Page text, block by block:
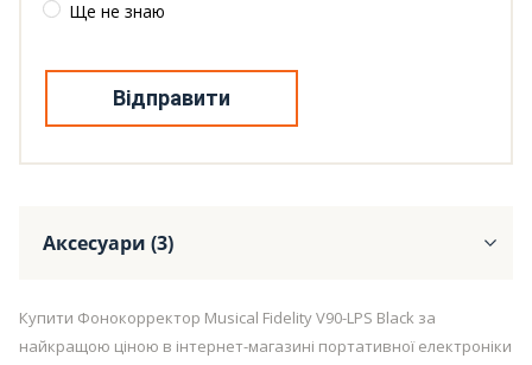
Ще не знаю
Відправити
Аксесуари (3)
Купити Фонокорректор Musical Fidelity V90-LPS Black за
найкращою ціною в інтернет-магазині портативної електроніки